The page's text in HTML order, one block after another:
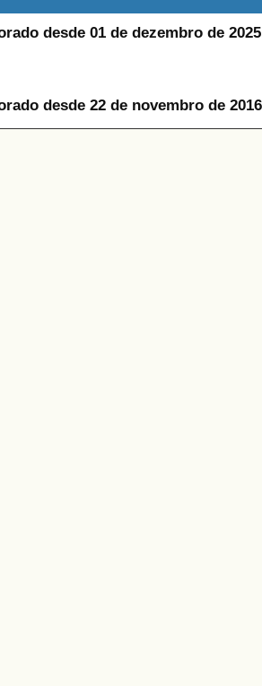
desde 01 de dezembro de
desde 22 de novembro de